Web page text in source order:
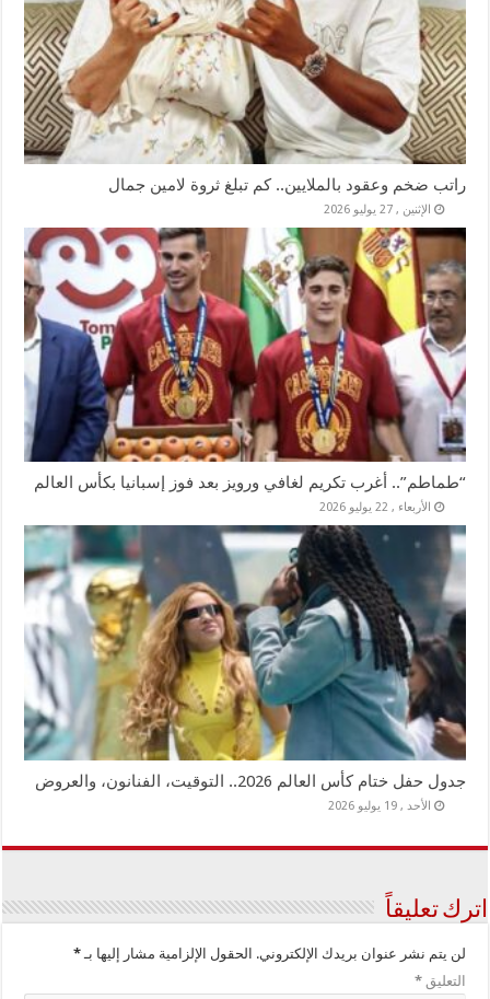
راتب ضخم وعقود بالملايين.. كم تبلغ ثروة لامين جمال
الإثنين , 27 يوليو 2026
“طماطم”.. أغرب تكريم لغافي ورويز بعد فوز إسبانيا بكأس العالم
الأربعاء , 22 يوليو 2026
جدول حفل ختام كأس العالم 2026.. التوقيت، الفنانون، والعروض
الأحد , 19 يوليو 2026
اترك تعليقاً
لن يتم نشر عنوان بريدك الإلكتروني. الحقول الإلزامية مشار إليها بـ*
التعليق*